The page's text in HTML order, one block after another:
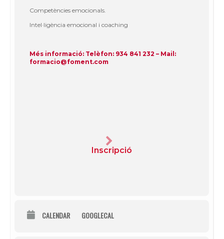
Competències emocionals.
Intel·ligència emocional i coaching
Més informació: Telèfon: 934 841 232 – Mail:
formacio@foment.com
Inscripció
CALENDAR GOOGLECAL